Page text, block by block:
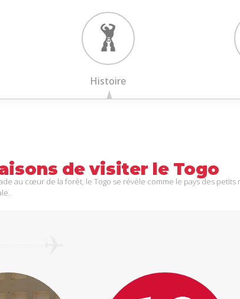
Histoire
de visiter le Togo
au cœur de la forêt, le Togo se révèle comme le pays des